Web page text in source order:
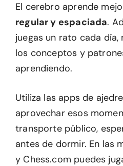
El cerebro aprende
regular y espaciada.
juegas un rato cada
los conceptos y
aprendiendo.
Utiliza las apps de
aprovechar esos
transporte público,
antes de dormir. En las
y Chess.com puedes